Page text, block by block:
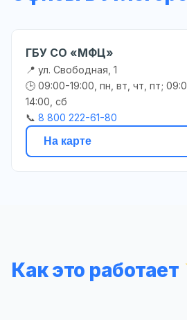
ГБУ СО «МФЦ»
📍 ул. Свободная, 1
🕒 09:00-19:00, пн, вт, чт, пт;
14:00, сб
📞 8 800 222-61-80
На карте
Как это работает